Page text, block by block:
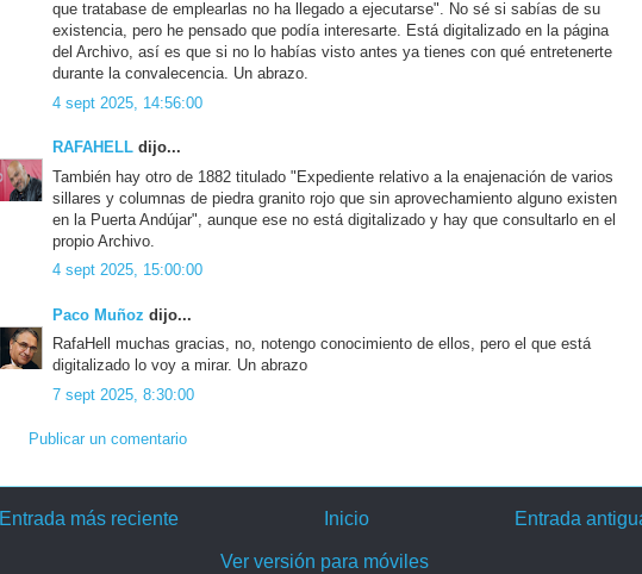
que tratabase de emplearlas no ha llegado a ejecutarse". No sé si sabías de su
existencia, pero he pensado que podía interesarte. Está digitalizado en la página
del Archivo, así es que si no lo habías visto antes ya tienes con qué entretenerte
durante la convalecencia. Un abrazo.
4 sept 2025, 14:56:00
RAFAHELL dijo...
También hay otro de 1882 titulado "Expediente relativo a la enajenación de varios
sillares y columnas de piedra granito rojo que sin aprovechamiento alguno existen
en la Puerta Andújar", aunque ese no está digitalizado y hay que consultarlo en el
propio Archivo.
4 sept 2025, 15:00:00
Paco Muñoz dijo...
RafaHell muchas gracias, no, notengo conocimiento de ellos, pero el que está
digitalizado lo voy a mirar. Un abrazo
7 sept 2025, 8:30:00
Publicar un comentario
Entrada más reciente Entrada
Inicio
Ver versión para móviles